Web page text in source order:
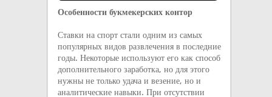
Особенности букмекерских контор
Ставки на спорт стали одним из самых
популярных видов развлечения в последние
годы. Некоторые используют его как способ
дополнительного заработка, но для этого
нужны не только удача и везение, но и
аналитические навыки. При отсутствии